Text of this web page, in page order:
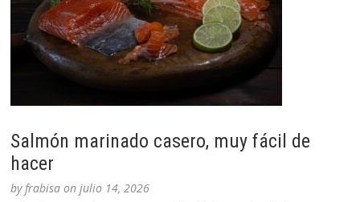
Salmón marinado casero, muy fácil de
hacer
byfrabisa onjulio 14, 2026